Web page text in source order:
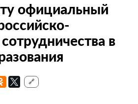
официальный
в
🔗